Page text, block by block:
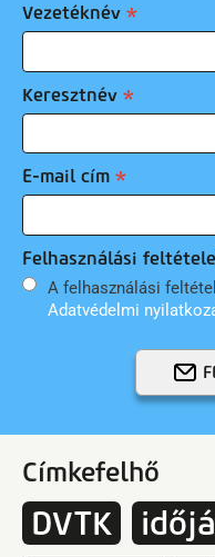
Vezetéknév
Keresztnév
E-mail cím
Felhasználási
A felhasználási
Adatvédelmi
Címkefelhő
DVTK